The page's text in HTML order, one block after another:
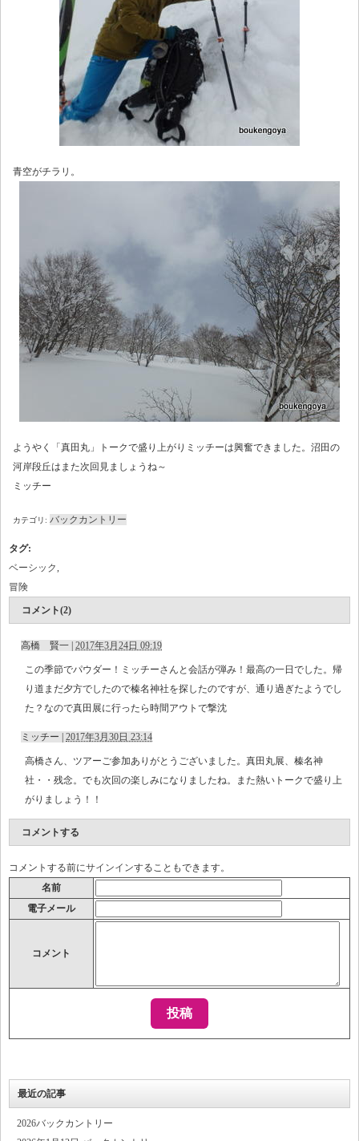
青空がチラリ。
ようやく「真田丸」トークで盛り上がりミッチーは興奮できました。沼田の
河岸段丘はまた次回見ましょうね～
ミッチー
カテゴリ: バックカントリー
タグ:
ベーシック
冒険
コメント(2)
高橋 賢一 | 2017年3月24日 09:19
この季節でパウダー！ミッチーさんと会話が弾み！最高の一日でした。帰
り道まだ夕方でしたので榛名神社を探したのですが、通り過ぎたようでし
た？なので真田展に行ったら時間アウトで撃沈
ミッチー | 2017年3月30日 23:14
高橋さん、ツアーご参加ありがとうございました。真田丸展、榛名神
社・・残念。でも次回の楽しみになりましたね。また熱いトークで盛り上
がりましょう！！
コメントする
コメントする前にサインインすることもできます。
名前
電子メール
コメント
最近の記事
2026バックカントリー